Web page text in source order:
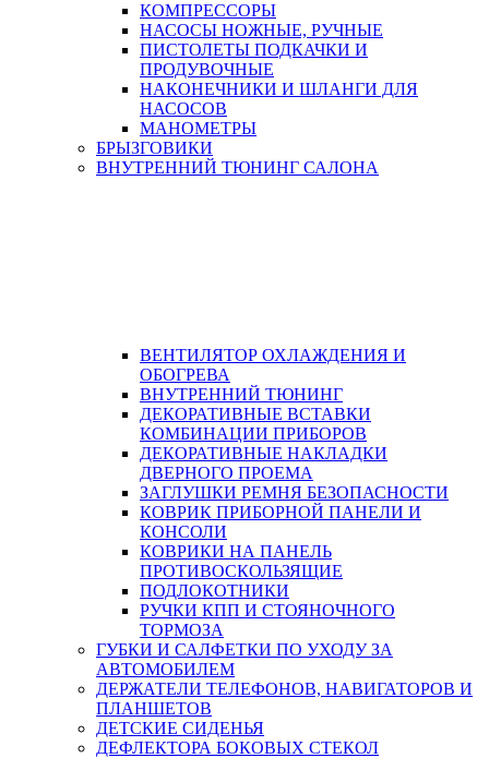
КОМПРЕССОРЫ
НАСОСЫ НОЖНЫЕ, РУЧНЫЕ
ПИСТОЛЕТЫ ПОДКАЧКИ И
ПРОДУВОЧНЫЕ
НАКОНЕЧНИКИ И ШЛАНГИ ДЛЯ
НАСОСОВ
МАНОМЕТРЫ
БРЫЗГОВИКИ
ВНУТРЕННИЙ ТЮНИНГ САЛОНА
ВЕНТИЛЯТОР ОХЛАЖДЕНИЯ И
ОБОГРЕВА
ВНУТРЕННИЙ ТЮНИНГ
ДЕКОРАТИВНЫЕ ВСТАВКИ
КОМБИНАЦИИ ПРИБОРОВ
ДЕКОРАТИВНЫЕ НАКЛАДКИ
ДВЕРНОГО ПРОЕМА
ЗАГЛУШКИ РЕМНЯ БЕЗОПАСНОСТИ
КОВРИК ПРИБОРНОЙ ПАНЕЛИ И
КОНСОЛИ
КОВРИКИ НА ПАНЕЛЬ
ПРОТИВОСКОЛЬЗЯЩИЕ
ПОДЛОКОТНИКИ
РУЧКИ КПП И СТОЯНОЧНОГО
ТОРМОЗА
ГУБКИ И САЛФЕТКИ ПО УХОДУ ЗА
АВТОМОБИЛЕМ
ДЕРЖАТЕЛИ ТЕЛЕФОНОВ, НАВИГАТОРОВ И
ПЛАНШЕТОВ
ДЕТСКИЕ СИДЕНЬЯ
ДЕФЛЕКТОРА БОКОВЫХ СТЕКОЛ